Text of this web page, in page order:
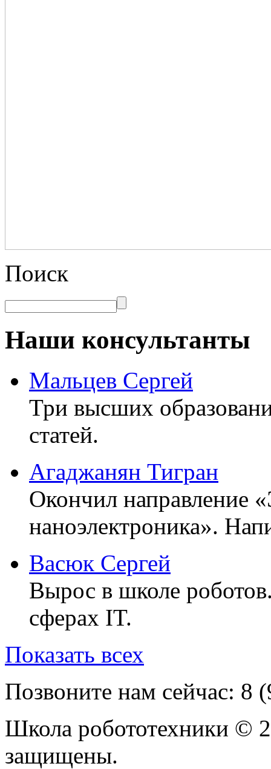
Поиск
Наши консультанты
Мальцев Сергей
Три высших
статей.
Агаджанян Тигран
Окончил направление
наноэлектроника».
Васюк Сергей
Вырос в школе
сферах IT.
Показать всех
Позвоните нам сейчас: 8
Школа робототехники ©
защищены.